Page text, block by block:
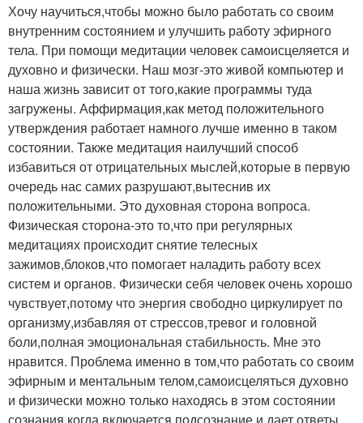
Хочу научиться,чтобы можно было работать со своим
внутренним состоянием и улучшить работу эфирного
тела. При помощи медитации человек самоисцеляется и
духовно и физически. Наш мозг-это живой компьютер и
наша жизнь зависит от того,какие программы туда
загружены. Аффирмация,как метод положительного
утверждения работает намного лучше именно в таком
состоянии. Также медитация наилучший способ
избавиться от отрицательных мыслей,которые в первую
очередь нас самих разрушают,вытеснив их
положительными. Это духовная сторона вопроса.
Физическая сторона-это то,что при регулярных
медитациях происходит снятие телесных
зажимов,блоков,что помогает наладить работу всех
систем и органов. Физически себя человек очень хорошо
чувствует,потому что энергия свободно циркулирует по
организму,избавляя от стрессов,тревог и головной
боли,полная эмоциональная стабильность. Мне это
нравится. Проблема именно в том,что работать со своим
эфирным и ментальным телом,самоисцеляться духовно
и физически можно только находясь в этом состоянии
сознания,когда включается подсознание и дает ответы